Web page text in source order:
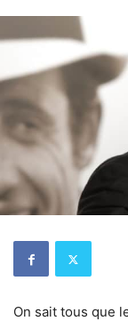
On sait tous que